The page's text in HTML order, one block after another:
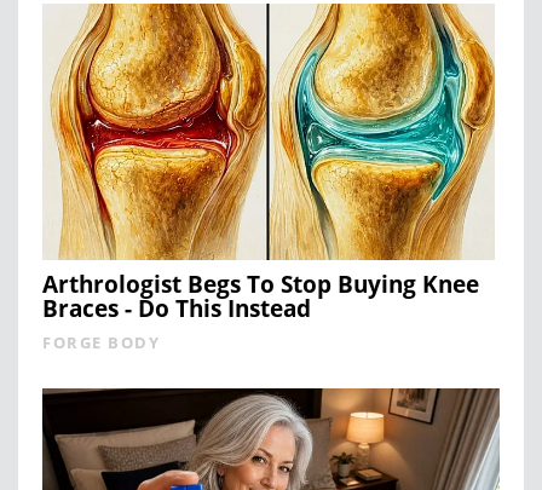
Arthrologist Begs To Stop Buying Knee
Braces - Do This Instead
FORGE BODY